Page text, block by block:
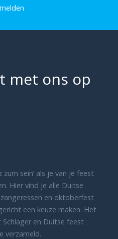
met ons op
zum sein’ als je van je feest
Hier vind je alle Duitse
en oktoberfest
een keuze maken. Het
en Duitse feest
verzameld.